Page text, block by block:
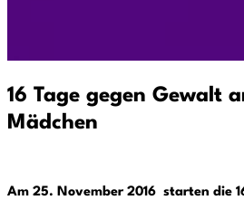
16 Tage gegen Gewalt
Mädchen
Am 25. November 2016 starten die